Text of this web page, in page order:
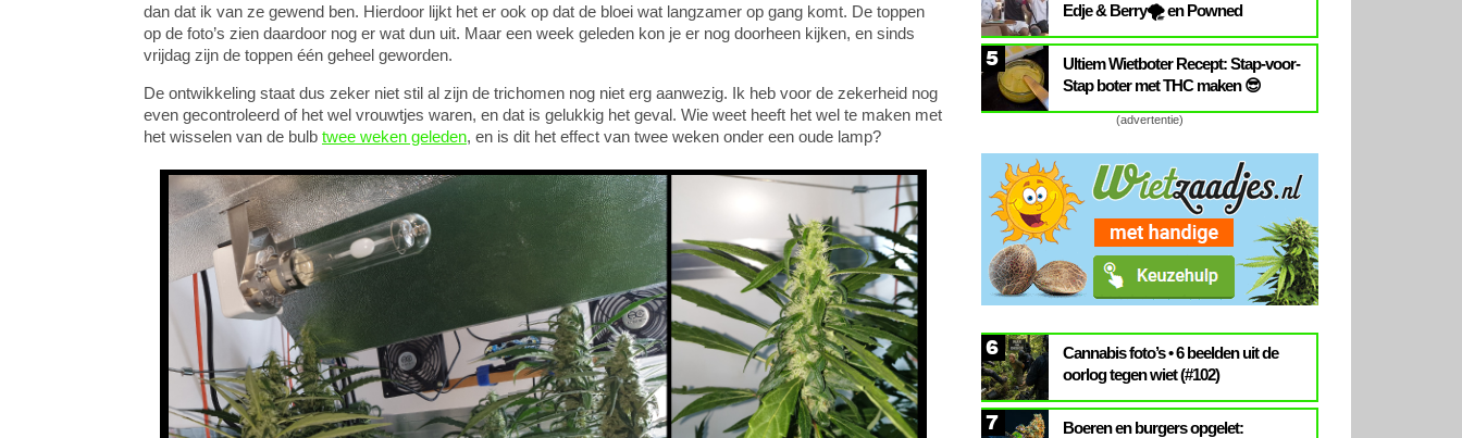
dan dat ik van ze gewend ben. Hierdoor lijkt het er ook op dat de bloei wat langzamer op gang komt. De toppen
op de foto’s zien daardoor nog er wat dun uit. Maar een week geleden kon je er nog doorheen kijken, en sinds
vrijdag zijn de toppen één geheel geworden.
De ontwikkeling staat dus zeker niet stil al zijn de trichomen nog niet erg aanwezig. Ik heb voor de zekerheid nog
even gecontroleerd of het wel vrouwtjes waren, en dat is gelukkig het geval. Wie weet heeft het wel te maken met
het wisselen van de bulb twee weken geleden, en is dit het effect van twee weken onder een oude lamp?
Edje & Berry🌪️ en Powned
5
Ultiem Wietboter Recept: Stap-voor-
Stap boter met THC maken 😎
(advertentie)
6
Cannabis foto’s • 6 beelden uit de
oorlog tegen wiet (#102)
7
Boeren en burgers opgelet: